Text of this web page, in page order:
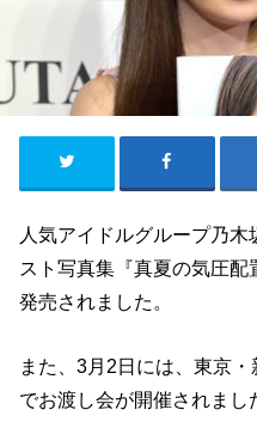
人気アイドルグループ乃
スト写真集『真夏の気圧
発売されました。
また、3月2日には、東京
でお渡し会が開催されまし